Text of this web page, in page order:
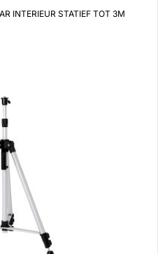
INTERIEUR STATIEF TOT 3M